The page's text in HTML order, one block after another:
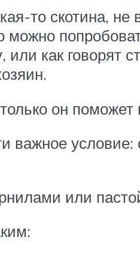
то скотина,
можно
как говорят
он
важное
или